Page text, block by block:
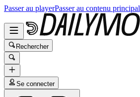
Passer au playerPasser au contenu principal
Rechercher
Se connecter